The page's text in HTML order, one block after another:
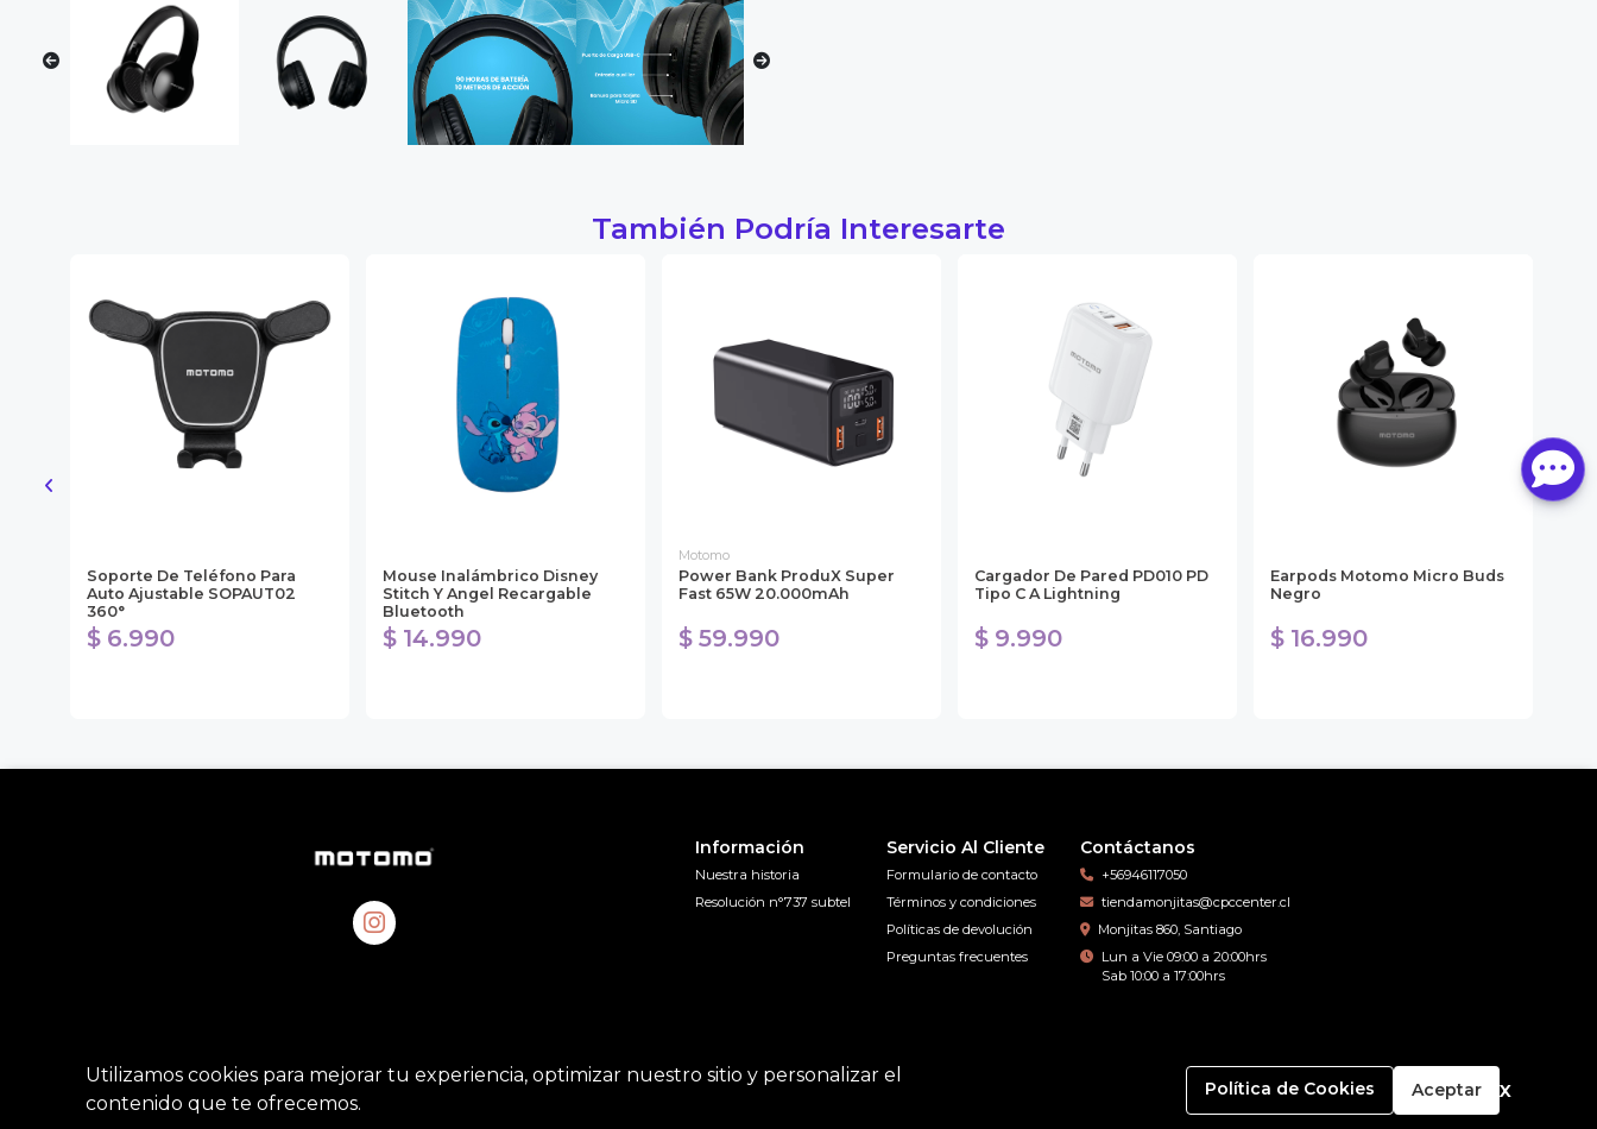
También Podría Interesarte
Soporte De Teléfono Para
Auto Ajustable SOPAUT02
360°
$ 6.990
Mouse Inalámbrico Disney
Stitch Y Angel Recargable
Bluetooth
$ 14.990
Motomo
Power Bank ProduX Super
Fast 65W 20.000mAh
$ 59.990
Cargador De Pared PD010 PD
Tipo C A Lightning
$ 9.990
Earpods Motomo Micro Buds
Negro
$ 16.990
Información
Nuestra historia
Resolución n°737 subtel
Servicio Al Cliente
Formulario de contacto
Términos y condiciones
Políticas de devolución
Preguntas frecuentes
Contáctanos
+56946117050
tiendamonjitas@cpccenter.cl
Monjitas 860, Santiago
Lun a Vie 09:00 a 20:00hrs
Sab 10:00 a 17:00hrs
Utilizamos cookies para mejorar tu experiencia, optimizar nuestro sitio y personalizar el
contenido que te ofrecemos.
Política de Cookies Aceptar x